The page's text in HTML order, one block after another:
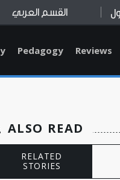
القسم العربي
Pedagogy Reviews
ALSO READ
RELATED
STORIES